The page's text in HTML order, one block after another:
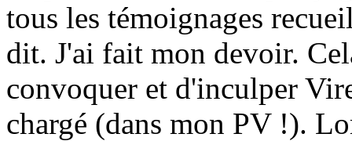
tous les témoignages
dit. J'ai fait mon devoir.
convoquer et d'inculper
chargé (dans mon PV !).